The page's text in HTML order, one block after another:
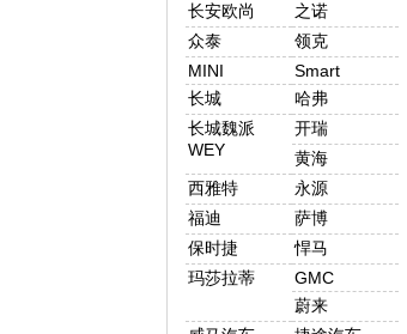
长安欧尚
之诺
众泰
领克
MINI
Smart
长城
哈弗
长城魏派
WEY
开瑞
黄海
西雅特
永源
福迪
萨博
保时捷
悍马
玛莎拉蒂
GMC
蔚来